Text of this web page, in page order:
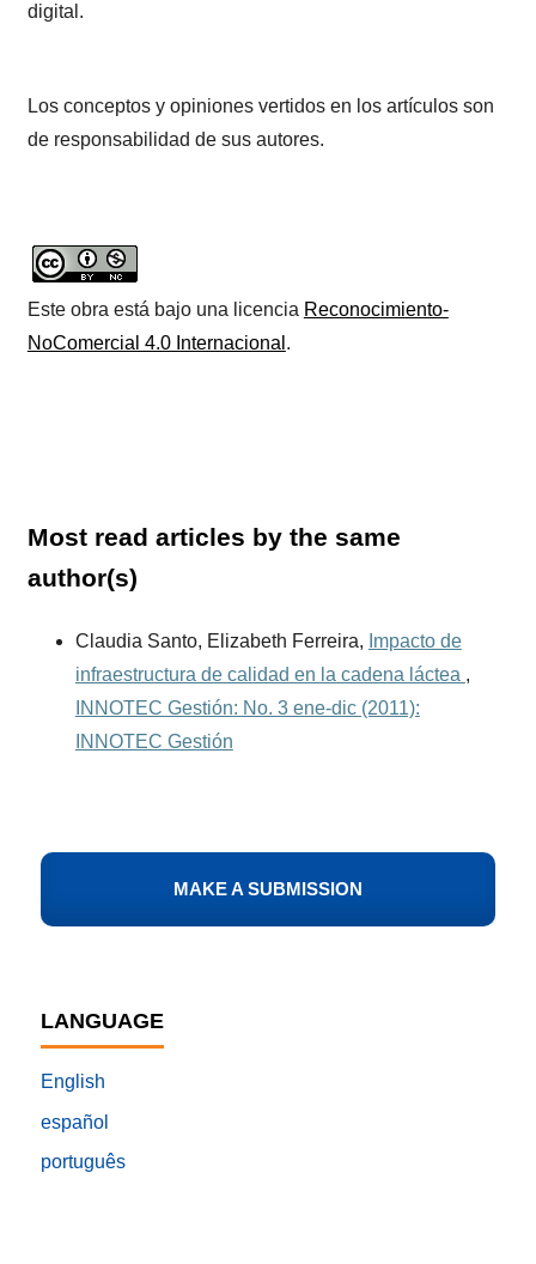
digital.
Los conceptos y opiniones vertidos en los artículos son
de responsabilidad de sus autores.
Este obra está bajo una licencia Reconocimiento-
NoComercial 4.0 Internacional .
Most read articles by the same
author(s)
Claudia Santo, Elizabeth Ferreira, Impacto de
infraestructura de calidad en la cadena láctea ,
INNOTEC Gestión: No. 3 ene-dic (2011):
INNOTEC Gestión
LANGUAGE
English
español
português
MAKE A SUBMISSION